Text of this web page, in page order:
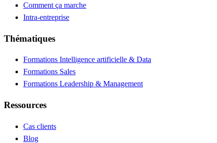
Comment ça marche
Intra-entreprise
Thématiques
Formations Intelligence artificielle & Data
Formations Sales
Formations Leadership & Management
Ressources
Cas clients
Blog